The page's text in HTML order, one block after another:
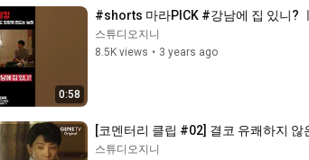
0:58
#shorts 마라PICK #강남에 집 있니?
스튜디오지니
8.5K views • 3 years ago
[코멘터리 클립 #02] 결코 유쾌하지
스튜디오지니